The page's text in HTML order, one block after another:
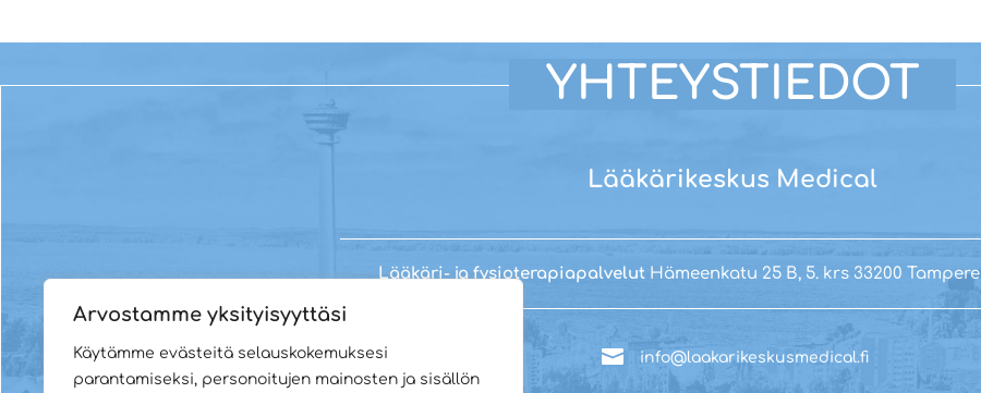
Arvostamme yksityisyyttäsi
Käytämme evästeitä selauskokemuksesi
parantamiseksi, personoitujen mainosten ja sisällön
YHTEYSTIEDOT
Lääkärikeskus Medical
Lääkäri- ja fysioterapiapalvelut Hämeenkatu 25 B, 5. krs 33200 Tampere
 info@laakarikeskusmedical.fi